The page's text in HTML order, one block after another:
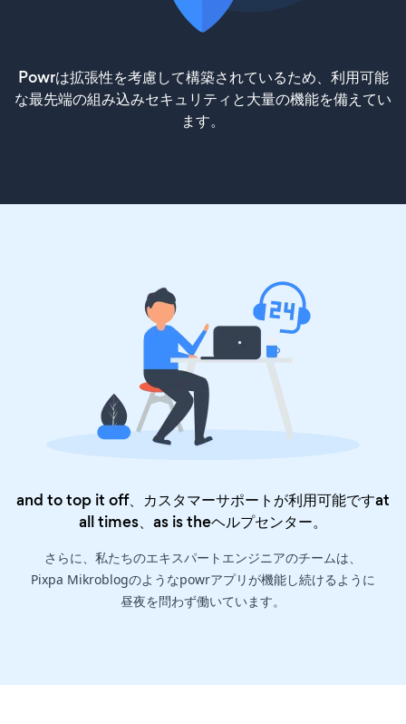
Powrは拡張性を考慮して構築されているため、利用可能
な最先端の組み込みセキュリティと大量の機能を備えてい
ます。
and to top it off、カスタマーサポートが利用可能ですat
all times、as is theヘルプセンター。
さらに、私たちのエキスパートエンジニアのチームは、
Pixpa Mikroblogのようなpowrアプリが機能し続けるように
昼夜を問わず働いています。